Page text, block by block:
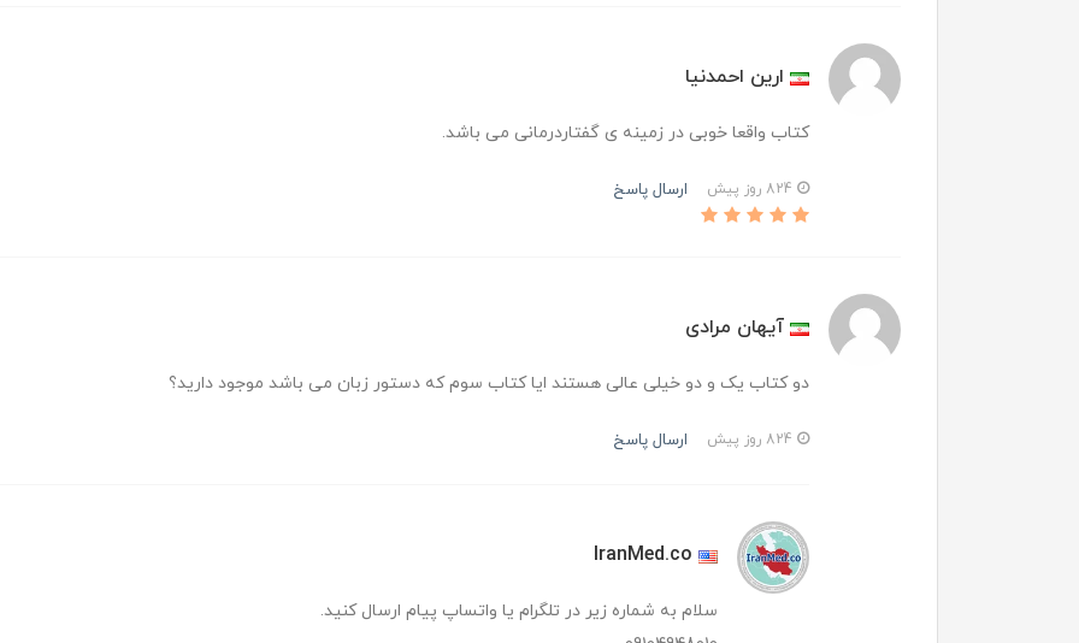
ارین احمدنیا
کتاب واقعا خوبی در زمینه ی گفتاردرمانی می باشد.
ارسال پاسخ
آیهان مرادی
دو کتاب یک و دو خیلی عالی هستند ایا کتاب سوم که دستور زبان می باشد موجود دارید؟
ارسال پاسخ
IranMed.co
سلام به شماره زیر در تلگرام یا واتساپ پیام ارسال کنید.